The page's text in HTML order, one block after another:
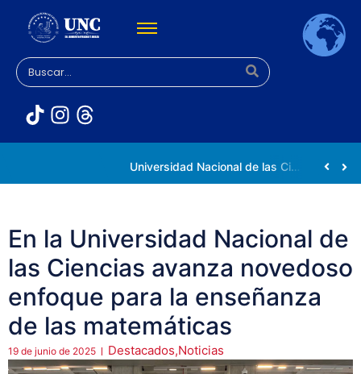
Universidad Nacional de las Ciencias impulsa vocaciones científicas en la Expoferia de Oportunidades de Estudio 2026
En la Universidad Nacional de
las Ciencias avanza novedoso
enfoque para la enseñanza
de las matemáticas
19 de junio de 2025 Destacados,Noticias